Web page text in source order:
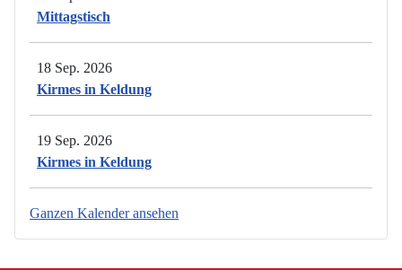
Mittagstisch
18 Sep. 2026
Kirmes in Keldung
19 Sep. 2026
Kirmes in Keldung
Ganzen Kalender ansehen